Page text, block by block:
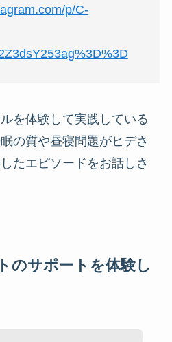
p/C-
を体験して実践している
の質や昼寝問題がヒデさ
たエピソードをお話しさ
のサポートを体験し